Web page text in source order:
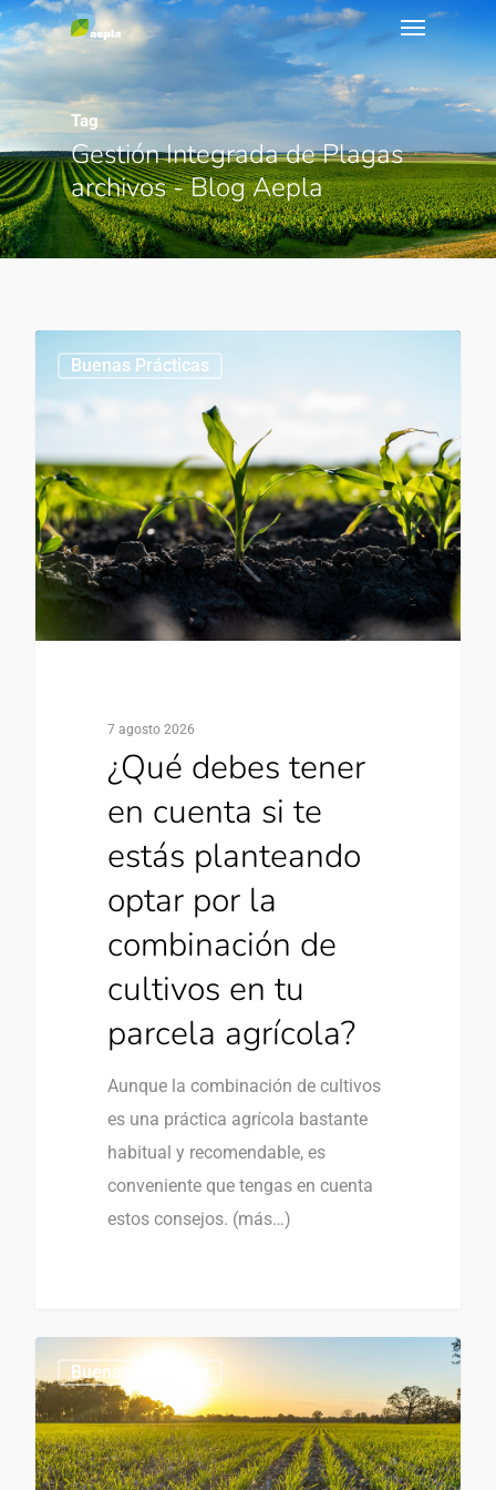
Tag
Gestión Integrada de Plagas
archivos - Blog Aepla
Buenas Prácticas
7 agosto 2026
¿Qué debes tener
en cuenta si te
estás planteando
optar por la
combinación de
cultivos en tu
parcela agrícola?
Aunque la combinación de cultivos
es una práctica agrícola bastante
habitual y recomendable, es
conveniente que tengas en cuenta
estos consejos. (más…)
Buenas Prácticas